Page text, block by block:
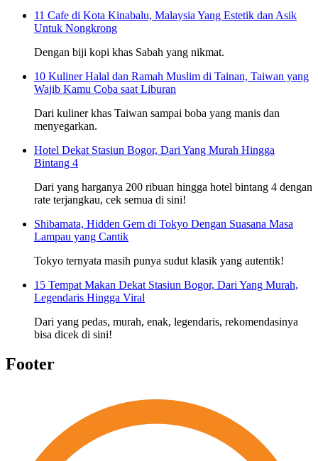
11 Cafe di Kota Kinabalu, Malaysia Yang Estetik dan Asik
Untuk Nongkrong
Dengan biji kopi khas Sabah yang nikmat.
10 Kuliner Halal dan Ramah Muslim di Tainan, Taiwan yang
Wajib Kamu Coba saat Liburan
Dari kuliner khas Taiwan sampai boba yang manis dan
menyegarkan.
Hotel Dekat Stasiun Bogor, Dari Yang Murah Hingga
Bintang 4
Dari yang harganya 200 ribuan hingga hotel bintang 4 dengan
rate terjangkau, cek semua di sini!
Shibamata, Hidden Gem di Tokyo Dengan Suasana Masa
Lampau yang Cantik
Tokyo ternyata masih punya sudut klasik yang autentik!
15 Tempat Makan Dekat Stasiun Bogor, Dari Yang Murah,
Legendaris Hingga Viral
Dari yang pedas, murah, enak, legendaris, rekomendasinya
bisa dicek di sini!
Footer